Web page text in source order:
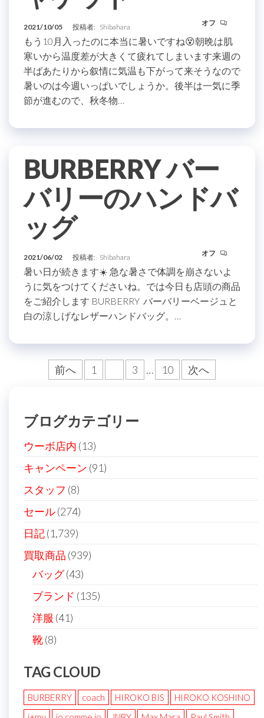
2021/10/05 投稿者: Shibahara オフ
もう10月入ったのに本当に暑いですね😵朝晩は肌
寒いから温度差が大きくて疲れてしまいます来週の
半ばあたりから叙情に気温も下がって来そうなので
暑いのは今週いっぱいでしょうか。後半は一気に季
節が進むので、秋冬物…
BURBERRY バー
バリーのハンドバ
ッグ
2021/06/02 投稿者: Shibahara オフ
暑い日が続きます☀️ 急な暑さで体調を崩さないよ
うに気をつけてくださいね。では今日も店頭の商品
をご紹介します BURBERRY バーバリーベージュと
白の涼しげなレザーハンドバッグ。…
ー
ジ
送
り
前へ 1 3 … 10 次へ
ブログカテゴリー
ウーボ店内 (13)
キャンペーン (91)
スタッフ (8)
セール(274)
日記(1,739)
買取商品 (939)
バッグ(43)
ブランド (135)
洋服 (41)
靴(8)
TAG CLOUD
BURBERRY coach HIROKO BIS
HIROKO KOSHINO